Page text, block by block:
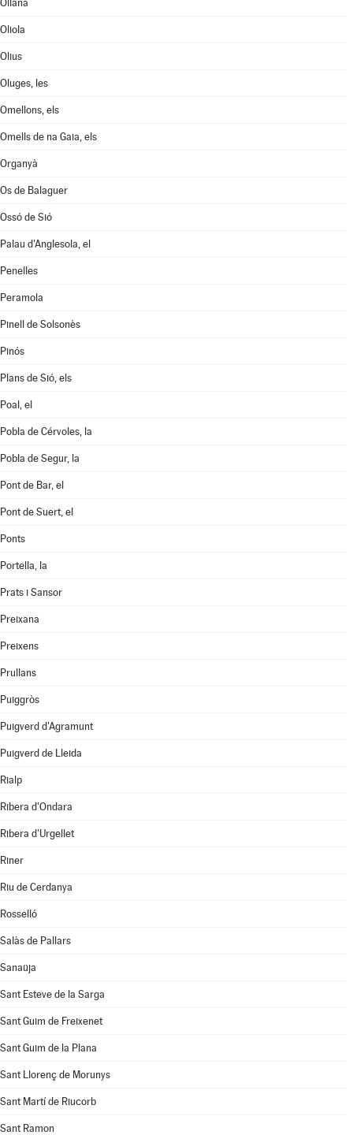
Oliana
Oliola
Olius
Oluges, les
Omellons, els
Omells de na Gaia, els
Organyà
Os de Balaguer
Ossó de Sió
Palau d'Anglesola, el
Penelles
Peramola
Pinell de Solsonès
Pinós
Plans de Sió, els
Poal, el
Pobla de Cérvoles, la
Pobla de Segur, la
Pont de Bar, el
Pont de Suert, el
Ponts
Portella, la
Prats i Sansor
Preixana
Preixens
Prullans
Puiggròs
Puigverd d'Agramunt
Puigverd de Lleida
Rialp
Ribera d'Ondara
Ribera d'Urgellet
Riner
Riu de Cerdanya
Rosselló
Salàs de Pallars
Sanaüja
Sant Esteve de la Sarga
Sant Guim de Freixenet
Sant Guim de la Plana
Sant Llorenç de Morunys
Sant Martí de Riucorb
Sant Ramon